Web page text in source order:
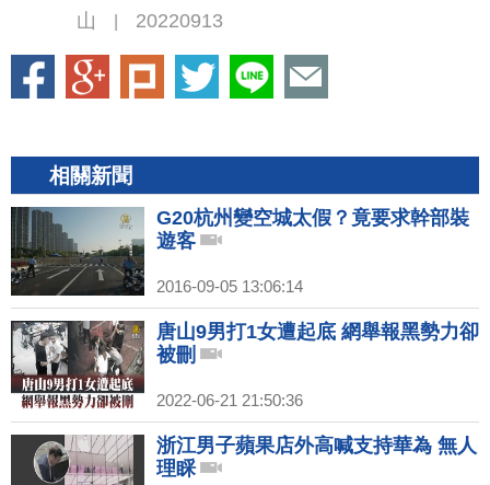
山
20220913
相關新聞
G20杭州變空城太假？竟要求幹部裝
遊客
2016-09-05 13:06:14
唐山9男打1女遭起底 網舉報黑勢力卻
被刪
2022-06-21 21:50:36
浙江男子蘋果店外高喊支持華為 無人
理睬